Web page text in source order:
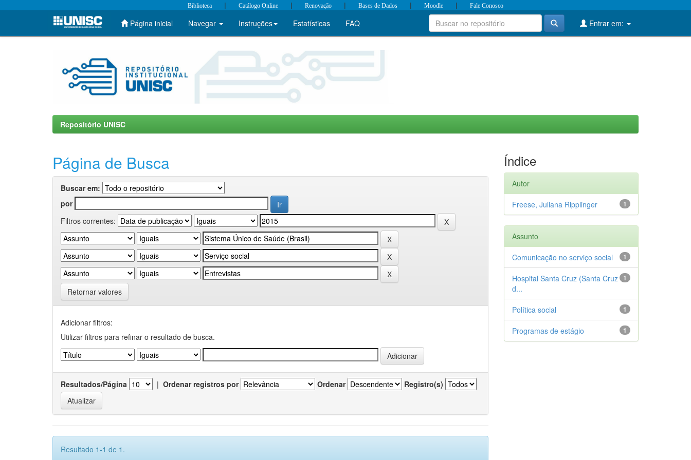
Skip
Biblioteca | Catálogo Online | Renovação | Bases de Dados | Moodle | Fale Conosco
Página inicial Navegar Instruções Estatísticas FAQ Entrar em:
Repositório UNISC
Página de Busca
Buscar em:
por
Filtros correntes:
Retornar valores
Adicionar filtros:
Utilizar filtros para refinar o resultado de busca.
Resultados/Página | Ordenar registros por Ordenar Registro(s)
Resultado 1-1 de 1.
Índice
Autor
1
Freese, Juliana Ripplinger
Assunto
1
Comunicação no serviço social
1
Hospital Santa Cruz (Santa Cruz
d...
1
Política social
1
Programas de estágio